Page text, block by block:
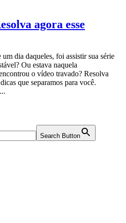
agora esse
um dia daqueles, foi assistir sua série
Ou estava naquela
o vídeo travado? Resolva
que separamos para você.
Search Button